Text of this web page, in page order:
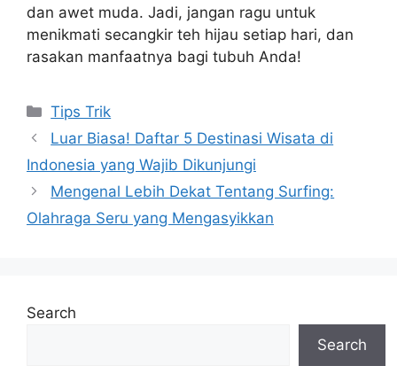
dan awet muda. Jadi, jangan ragu untuk
menikmati secangkir teh hijau setiap hari, dan
rasakan manfaatnya bagi tubuh Anda!
Categories
Tips Trik
Luar Biasa! Daftar 5 Destinasi Wisata di
Indonesia yang Wajib Dikunjungi
Mengenal Lebih Dekat Tentang Surfing:
Olahraga Seru yang Mengasyikkan
Search
Search